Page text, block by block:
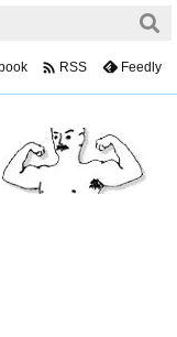
 RSS Feedly